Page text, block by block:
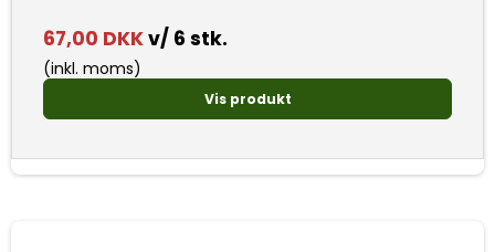
67,00 DKKv/ 6 stk.
(inkl. moms)
Vis produkt